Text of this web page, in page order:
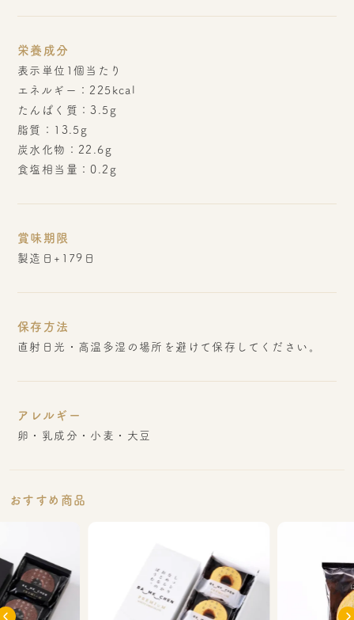
栄養成分
表示単位1個当たり
エネルギー：225kcal
たんぱく質：3.5g
脂質：13.5g
炭水化物：22.6g
食塩相当量：0.2g
賞味期限
製造日+179日
保存方法
直射日光・高温多湿の場所を避けて保存してください。
アレルギー
卵・乳成分・小麦・大豆
おすすめ商品